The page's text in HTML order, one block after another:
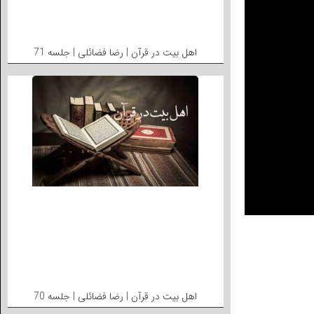
اهل بیت در قرآن | رضا فضائلی | جلسه 71
اهل بیت در قرآن | رضا فضائلی | جلسه 70